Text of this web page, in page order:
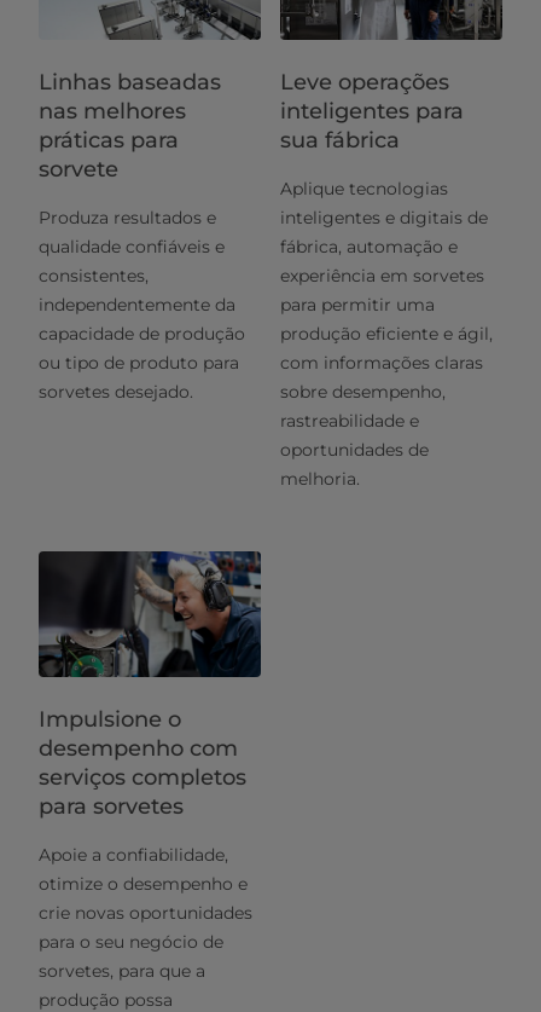
Linhas baseadas
nas melhores
práticas para
sorvete
Produza resultados e
qualidade confiáveis e
consistentes,
independentemente da
capacidade de produção
ou tipo de produto para
sorvetes desejado.
Leve operações
inteligentes para
sua fábrica
Aplique tecnologias
inteligentes e digitais de
fábrica, automação e
experiência em sorvetes
para permitir uma
produção eficiente e ágil,
com informações claras
sobre desempenho,
rastreabilidade e
oportunidades de
melhoria.
Impulsione o
desempenho com
serviços completos
para sorvetes
Apoie a confiabilidade,
otimize o desempenho e
crie novas oportunidades
para o seu negócio de
sorvetes, para que a
produção possa